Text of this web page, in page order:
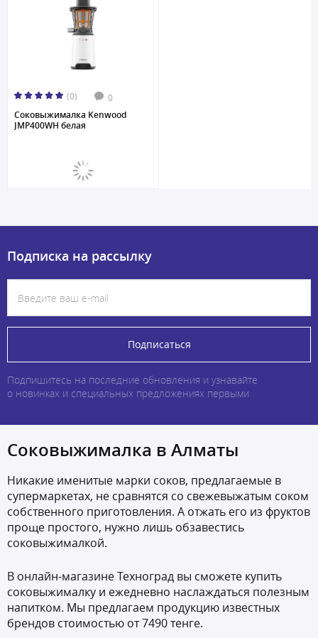
(0) 0
Соковыжималкa Kenwood
JMP400WH белая
Подписка на рассылку
Подписаться
Подпишитесь на последние обновления и узнавайте
о новинках и специальных предложениях первыми
Соковыжималка в Алматы
Никакие именитые марки соков, предлагаемые в
супермаркетах, не сравнятся со свежевыжатым соком
собственного приготовления. А отжать его из фруктов
проще простого, нужно лишь обзавестись
соковыжималкой.
В онлайн-магазине Техноград вы сможете купить
соковыжималку и ежедневно наслаждаться полезным
напитком. Мы предлагаем продукцию известных
брендов стоимостью от 7490 тенге.